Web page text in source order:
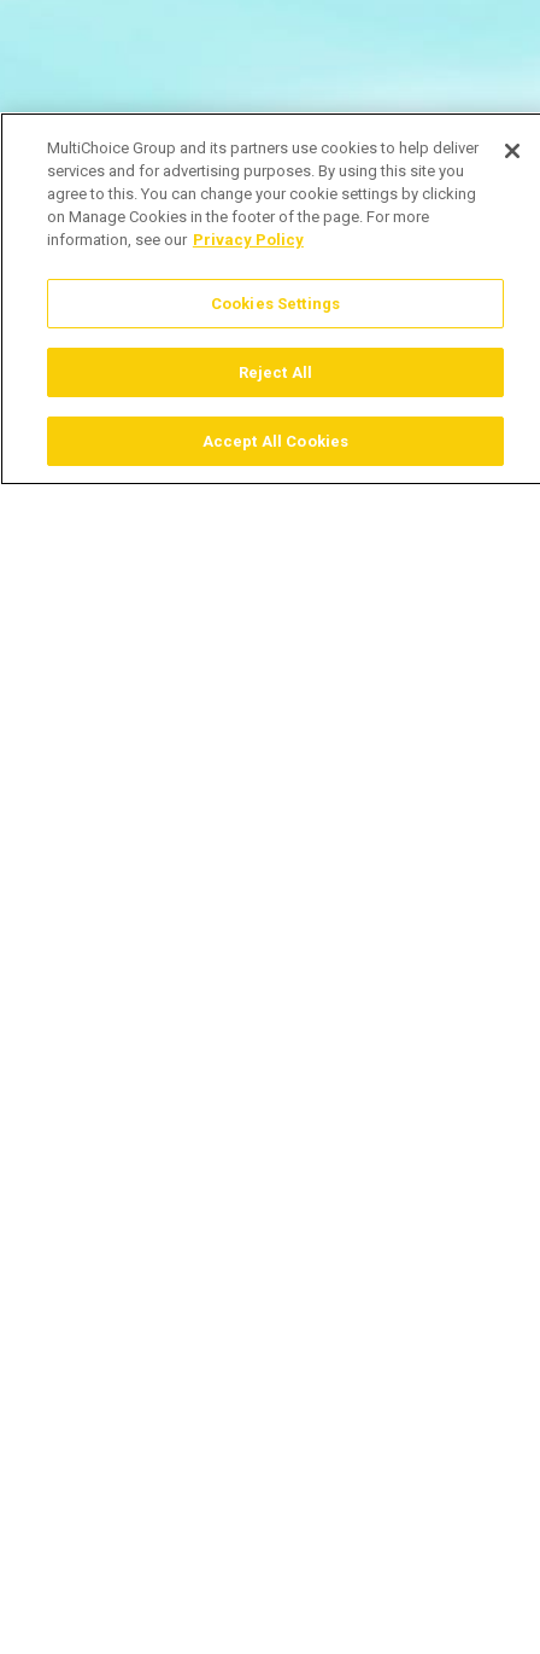
Guia TV
MultiChoice Group and its partners use cookies to help deliver
services and for advertising purposes. By using this site you
agree to this. You can change your cookie settings by clicking
on Manage Cookies in the footer of the page. For more
information, see our Privacy Policy
Cookies Settings
Reject All
Accept All Cookies